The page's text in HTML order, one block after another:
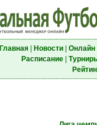
Главная| Новости| Онлайн|
Расписание|